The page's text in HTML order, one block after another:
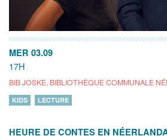
MER 03.09
17H
BIB JOSKE, BIBLIOTHÈQUE COMMUNALE
KIDS LECTURE
HEURE DE CONTES EN